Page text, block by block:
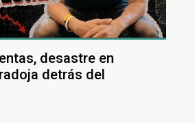
desastre en
detrás del